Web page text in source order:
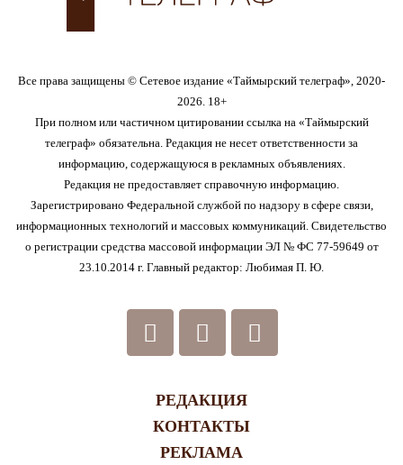
Все права защищены © Сетевое издание «Таймырский телеграф», 2020-
2026. 18+
При полном или частичном цитировании ссылка на «Таймырский
телеграф» обязательна. Редакция не несет ответственности за
информацию, содержащуюся в рекламных объявлениях.
Редакция не предоставляет справочную информацию.
Зарегистрировано Федеральной службой по надзору в сфере связи,
информационных технологий и массовых коммуникаций. Свидетельство
о регистрации средства массовой информации ЭЛ № ФС 77-59649 от
23.10.2014 г. Главный редактор: Любимая П. Ю.
РЕДАКЦИЯ
КОНТАКТЫ
РЕКЛАМА